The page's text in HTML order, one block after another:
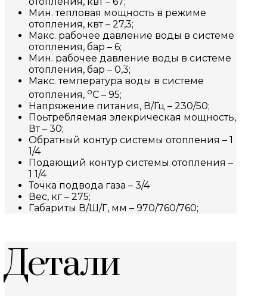
Мин. тепловая мощность в режиме
отопления, квт – 27,3;
Макс. рабочее давление воды в системе
отопления, бар – 6;
Мин. рабочее давление воды в системе
отопления, бар – 0,3;
Макс. температура воды в системе
отопления, оС – 95;
Напряжение питания, В/Гц – 230/50;
Поьтребляемая элекрическая мощность,
Вт – 30;
Обратный контур системы отопления – 1
1/4
Подающий контур системы отопления –
1 1/4
Точка подвода газа – 3/4
Вес, кг – 275;
Габариты В/Ш/Г, мм – 970/760/760;
Детали